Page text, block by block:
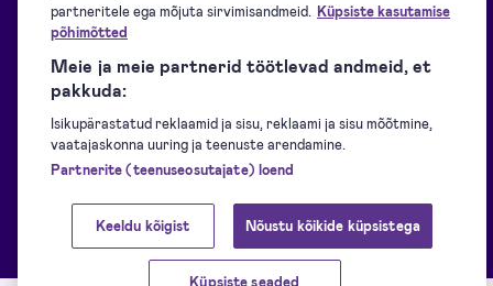
Allalaadimiseks
Arendajatele
eID vahendid
Edulood
Allkirjastamine
Tembeldamine
Muud Signicati tooted
partneritele ega mõjuta sirvimisandmeid. Küpsiste kasutamise
põhimõtted
Meie ja meie partnerid töötlevad andmeid, et
pakkuda:
Isikupärastatud reklaamid ja sisu, reklaami ja sisu mõõtmine,
vaatajaskonna uuring ja teenuste arendamine.
Partnerite (teenuseosutajate) loend
Keeldu kõigist Nõustu kõikide küpsistega
Küpsiste seaded